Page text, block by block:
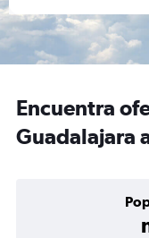
Encuentra
Guadalajara